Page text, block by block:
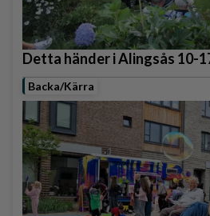
Detta händer i Alingsås 10-
Backa/Kärra